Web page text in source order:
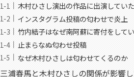
木村ひさし演出の作品に出演していた
インスタグラム投稿の匂わせで炎上
竹内結子はなぜ南阿蘇に寄付をして
止まらなぬ匂わせ投稿
なぜ木村ひさしは匂わせてくるのか
三浦春馬と木村ひさしの関係が影響